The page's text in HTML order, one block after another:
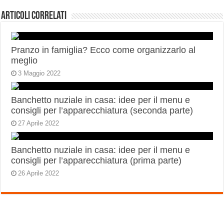
Articoli correlati
Pranzo in famiglia? Ecco come organizzarlo al
meglio
3 Maggio 2022
Banchetto nuziale in casa: idee per il menu e
consigli per l’apparecchiatura (seconda parte)
27 Aprile 2022
Banchetto nuziale in casa: idee per il menu e
consigli per l’apparecchiatura (prima parte)
26 Aprile 2022